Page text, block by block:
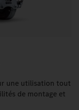
une utilisation tout
de montage et